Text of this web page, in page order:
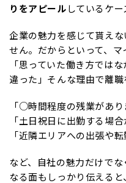
りをアピールしているケー
企業の魅力を感じて貰え
せん。だからといって、マ
「思っていた働き方では
違った」そんな理由で離職
「○時間程度の残業があり
「土日祝日に出勤する場合
「近隣エリアへの出張や
など、自社の魅力だけで
なる面もしっかり伝えると、